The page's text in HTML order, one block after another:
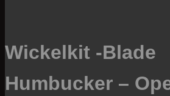
Wickelkit -Blade
Humbucker –